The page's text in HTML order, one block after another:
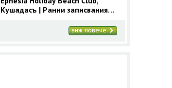
Кушадасъ | Ранни записвания
виж повече